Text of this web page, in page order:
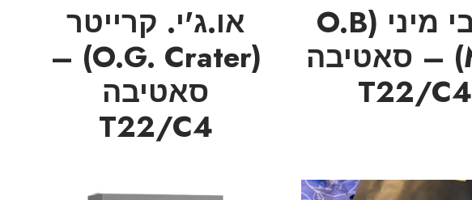
או.בי מיני (O.B
Mini) – סאטיבה
T22/C4
או.ג'י. קרייטר
(O.G. Crater) –
סאטיבה
T22/C4